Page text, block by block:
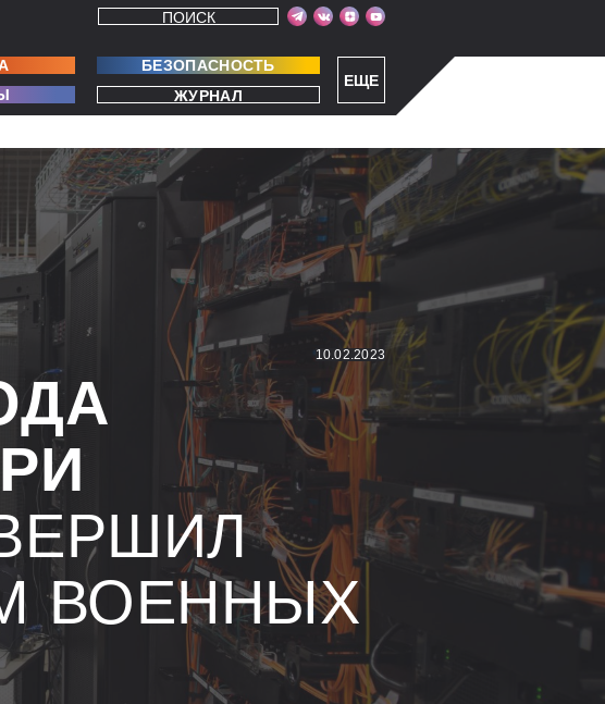
ЕЩЕ
ПОИСК
БЕЗОПАСНОСТЬ
ЖУРНАЛ
10.02.2023
ВОЕННЫХ